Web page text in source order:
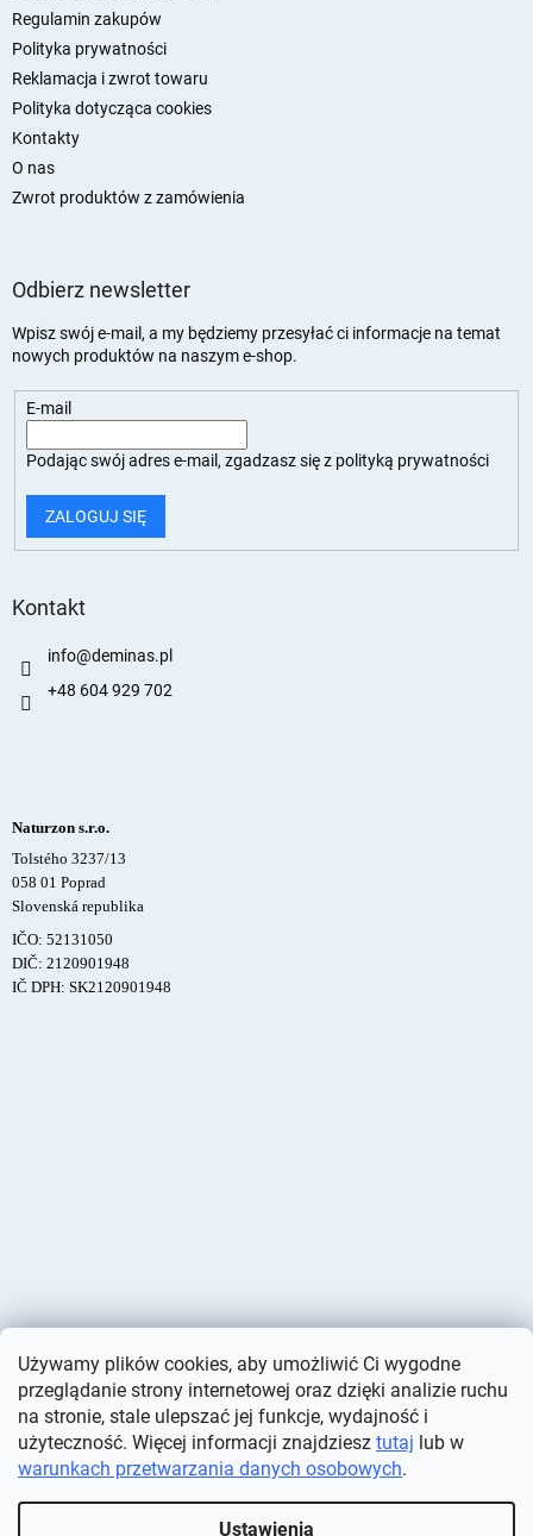
Używamy plików cookies, aby umożliwić Ci wygodne
przeglądanie strony internetowej oraz dzięki analizie ruchu
na stronie, stale ulepszać jej funkcje, wydajność i
użyteczność. Więcej informacji znajdziesz tutaj lub w
warunkach przetwarzania danych osobowych.
Ustawienia
Regulamin zakupów
Polityka prywatności
Reklamacja i zwrot towaru
Polityka dotycząca cookies
Kontakty
O nas
Zwrot produktów z zamówienia
Odbierz newsletter
Wpisz swój e-mail, a my będziemy przesyłać ci informacje na temat
nowych produktów na naszym e-shop.
E-mail
Podając swój adres e-mail, zgadzasz się z polityką prywatności
ZALOGUJ SIĘ
Kontakt
info@deminas.pl
+48 604 929 702
Naturzon s.r.o.
Tolstého 3237/13
058 01 Poprad
Slovenská republika
IČO: 52131050
DIČ: 2120901948
IČ DPH: SK2120901948